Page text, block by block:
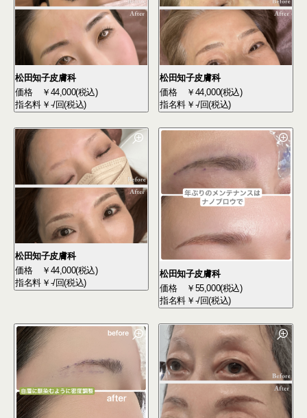
松田知子皮膚科
価格
￥44,000(税込)
指名料 ￥-/回(税込)
松田知子皮膚科
価格
￥44,000(税込)
指名料 ￥-/回(税込)
松田知子皮膚科
価格
￥44,000(税込)
指名料 ￥-/回(税込)
松田知子皮膚科
価格
￥55,000(税込)
指名料 ￥-/回(税込)